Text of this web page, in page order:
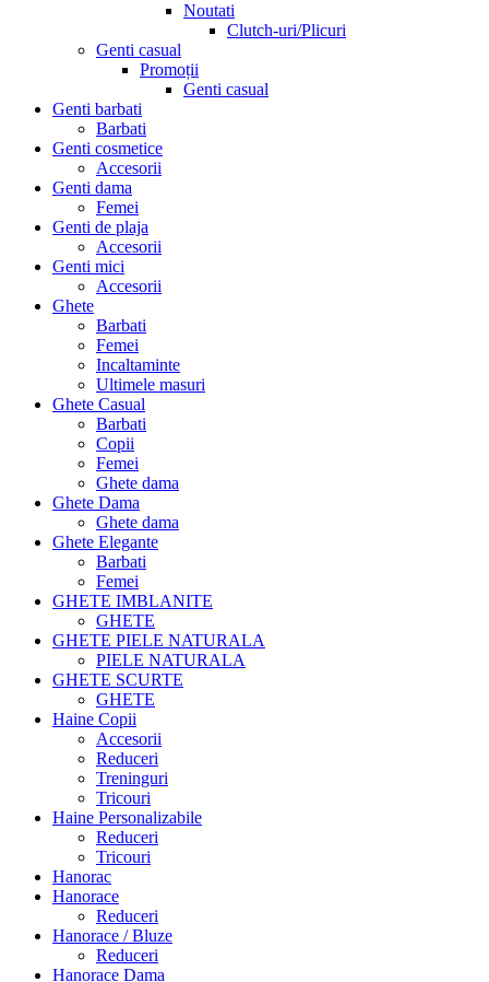
Noutati
Clutch-uri/Plicuri
Genti casual
Promoții
Genti casual
Genti barbati
Barbati
Genti cosmetice
Accesorii
Genti dama
Femei
Genti de plaja
Accesorii
Genti mici
Accesorii
Ghete
Barbati
Femei
Incaltaminte
Ultimele masuri
Ghete Casual
Barbati
Copii
Femei
Ghete dama
Ghete Dama
Ghete dama
Ghete Elegante
Barbati
Femei
GHETE IMBLANITE
GHETE
GHETE PIELE NATURALA
PIELE NATURALA
GHETE SCURTE
GHETE
Haine Copii
Accesorii
Reduceri
Treninguri
Tricouri
Haine Personalizabile
Reduceri
Tricouri
Hanorac
Hanorace
Reduceri
Hanorace / Bluze
Reduceri
Hanorace Dama